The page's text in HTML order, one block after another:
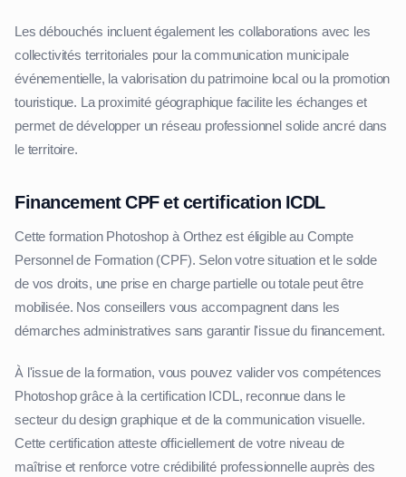
Les débouchés incluent également les collaborations avec les
collectivités territoriales pour la communication municipale
événementielle, la valorisation du patrimoine local ou la promotion
touristique. La proximité géographique facilite les échanges et
permet de développer un réseau professionnel solide ancré dans
le territoire.
Financement CPF et certification ICDL
Cette formation Photoshop à Orthez est éligible au Compte
Personnel de Formation (CPF). Selon votre situation et le solde
de vos droits, une prise en charge partielle ou totale peut être
mobilisée. Nos conseillers vous accompagnent dans les
démarches administratives sans garantir l'issue du financement.
À l'issue de la formation, vous pouvez valider vos compétences
Photoshop grâce à la certification ICDL, reconnue dans le
secteur du design graphique et de la communication visuelle.
Cette certification atteste officiellement de votre niveau de
maîtrise et renforce votre crédibilité professionnelle auprès des